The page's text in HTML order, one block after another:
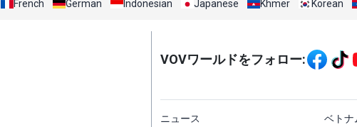
French German Indonesian Japanese Khmer Korean
VOVワールドをフォロー:
menu footer tiếng
ニュース ベトナ